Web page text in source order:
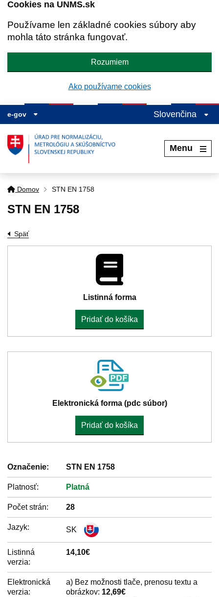
Cookies na UNMS.sk
Používame len základné cookies súbory aby
mohla táto stránka fungovať.
Rozumiem
Ako používame cookies
e-gov Slovenčina
Menu
Domov STN EN 1758
STN EN 1758
Späť
Listinná forma
Pridať do košíka
Elektronická forma (pdc súbor)
Pridať do košíka
Označenie: STN EN 1758
Platnosť: Platná
Počet strán: 28
Jazyk: SK
Listinná
verzia:
14,10€
Elektronická
verzia:
a) Bez možnosti tlače, prenosu textu a
obrázkov: 12,69€